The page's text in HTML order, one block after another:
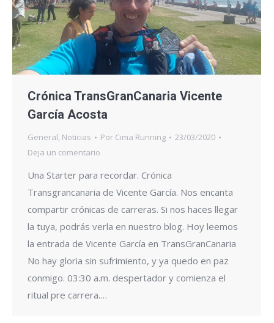
Crónica TransGranCanaria Vicente
García Acosta
General, Noticias Por Cima Running
23/03/2020
Deja un comentario
Una Starter para recordar. Crónica
Transgrancanaria de Vicente García. Nos encanta
compartir crónicas de carreras. Si nos haces llegar
la tuya, podrás verla en nuestro blog. Hoy leemos
la entrada de Vicente García en TransGranCanaria
No hay gloria sin sufrimiento, y ya quedo en paz
conmigo. 03:30 a.m. despertador y comienza el
ritual pre carrera.…